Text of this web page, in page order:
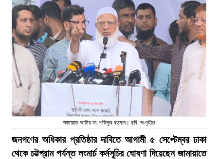
জামায়াত আমির ডা. শফিকুর রহমান। ছবি: সংগৃহীত
জনগণের অধিকার প্রতিষ্ঠার দাবিতে আগামী ৫ সেপ্টেম্বর ঢাকা
থেকে চট্টগ্রাম পর্যন্ত লংমার্চ কর্মসূচির ঘোষণা দিয়েছেন জামায়াতে